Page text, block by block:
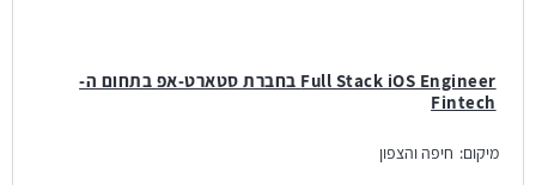
Full Stack iOS Engineer בחברת סטארט-אפ בתחום ה-
Fintech
מיקום: חיפה והצפון